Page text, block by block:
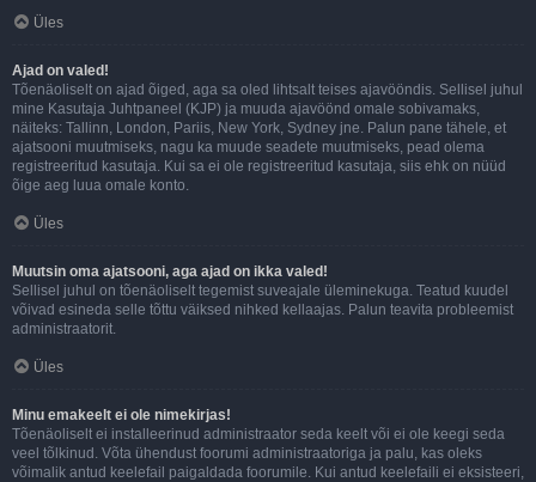
Üles
Ajad on valed!
Tõenäoliselt on ajad õiged, aga sa oled lihtsalt teises ajavööndis. Sellisel juhul
mine Kasutaja Juhtpaneel (KJP) ja muuda ajavöönd omale sobivamaks,
näiteks: Tallinn, London, Pariis, New York, Sydney jne. Palun pane tähele, et
ajatsooni muutmiseks, nagu ka muude seadete muutmiseks, pead olema
registreeritud kasutaja. Kui sa ei ole registreeritud kasutaja, siis ehk on nüüd
õige aeg luua omale konto.
Üles
Muutsin oma ajatsooni, aga ajad on ikka valed!
Sellisel juhul on tõenäoliselt tegemist suveajale üleminekuga. Teatud kuudel
võivad esineda selle tõttu väiksed nihked kellaajas. Palun teavita probleemist
administraatorit.
Üles
Minu emakeelt ei ole nimekirjas!
Tõenäoliselt ei installeerinud administraator seda keelt või ei ole keegi seda
veel tõlkinud. Võta ühendust foorumi administraatoriga ja palu, kas oleks
võimalik antud keelefail paigaldada foorumile. Kui antud keelefaili ei eksisteeri,